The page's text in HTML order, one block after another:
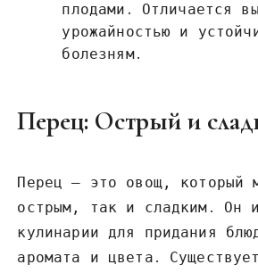
плодами․ Отличается
урожайностью и
болезням․
Перец: Острый и
Перец – это овощ, который
острым, так и сладким․ Он
кулинарии для придания
аромата и цвета․